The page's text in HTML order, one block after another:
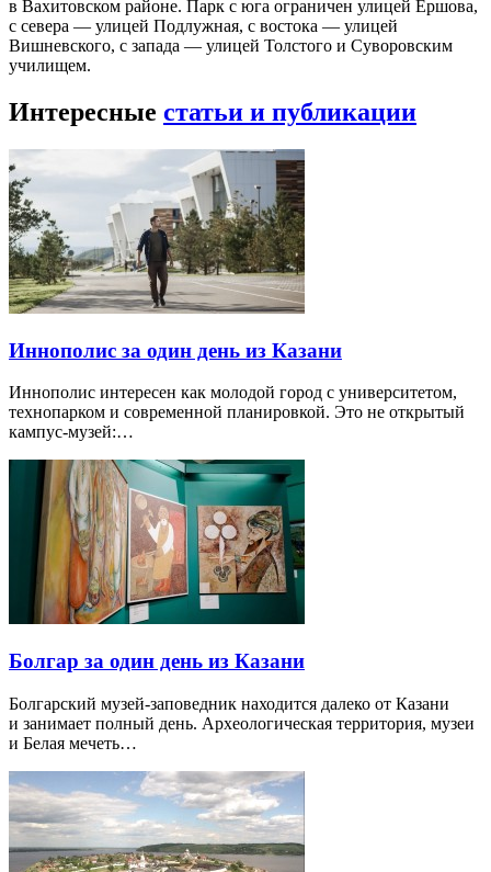
в Вахитовском районе. Парк с юга ограничен улицей Ершова,
с севера — улицей Подлужная, с востока — улицей
Вишневского, с запада — улицей Толстого и Суворовским
училищем.
Интересные статьи и публикации
Иннополис за один день из Казани
Иннополис интересен как молодой город с университетом,
технопарком и современной планировкой. Это не открытый
кампус-музей:…
Болгар за один день из Казани
Болгарский музей-заповедник находится далеко от Казани
и занимает полный день. Археологическая территория, музеи
и Белая мечеть…